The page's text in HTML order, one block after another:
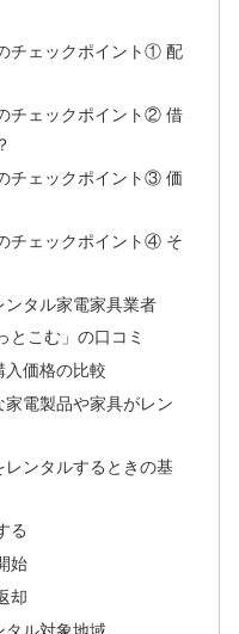
チェックポイント① 配
チェックポイント② 借
チェックポイント③ 価
チェックポイント④ そ
タル家電家具業者
とこむ」の口コミ
入価格の比較
電製品や家具がレン
ンタルするときの基
る
始
却
タル対象地域